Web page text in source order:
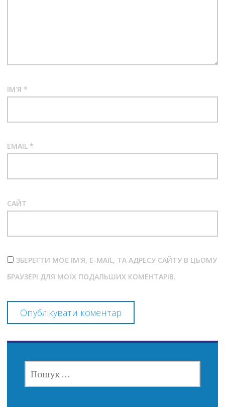
ІМ'Я *
EMAIL *
САЙТ
ЗБЕРЕГТИ МОЄ ІМ'Я, E-MAIL, ТА АДРЕСУ САЙТУ В ЦЬОМУ
БРАУЗЕРІ ДЛЯ МОЇХ ПОДАЛЬШИХ КОМЕНТАРІВ.